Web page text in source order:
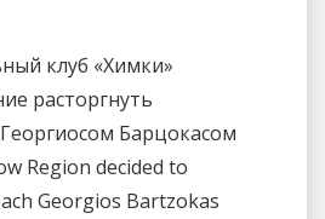
клуб «Химки»
расторгнуть
Барцокасом
Region decided to
Georgios Bartzokas